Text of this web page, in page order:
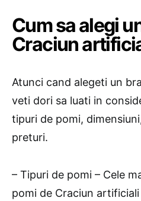
Cum sa alegi
Craciun
Atunci cand alegeti un
veti dori sa luati in
tipuri de pomi,
preturi.
– Tipuri de pomi – Cele
pomi de Craciun